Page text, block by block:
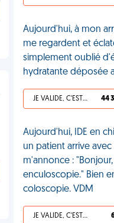
Aujourd'hui, à mon
me regardent et
simplement oublié
hydratante déposée
JE VALIDE, C'EST UNE VDM 44
Aujourd'hui, IDE en
un patient arrive
m'annonce :
enculoscopie." Bien
coloscopie. VDM
JE VALIDE, C'EST UNE VDM